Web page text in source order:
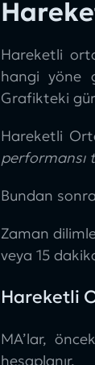
Hareketli
hangi yöne
Grafikteki
Hareketli
performansı
Bundan
Zaman
veya 15
Hareketli
MA’lar,
hesaplanır.